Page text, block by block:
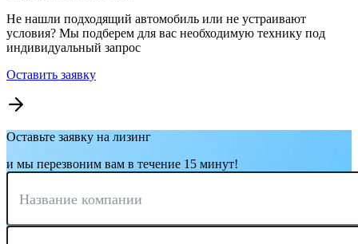
Не нашли подходящий автомобиль или не устраивают
условия? Мы подберем для вас необходимую технику под
индивидуальный запрос
Оставить заявку
Оставьте заявку на лизинг
и мы перезвоним вам в течение 15 минут!
Название компании